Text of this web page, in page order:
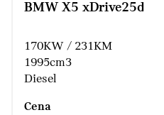
BMW X5 xDrive25d
170KW / 231KM
1995cm3
Diesel
Cena